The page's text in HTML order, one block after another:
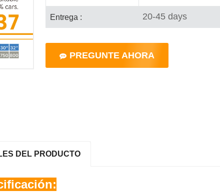
Entrega : 20-45 days
PREGUNTE AHORA
DEL PRODUCTO